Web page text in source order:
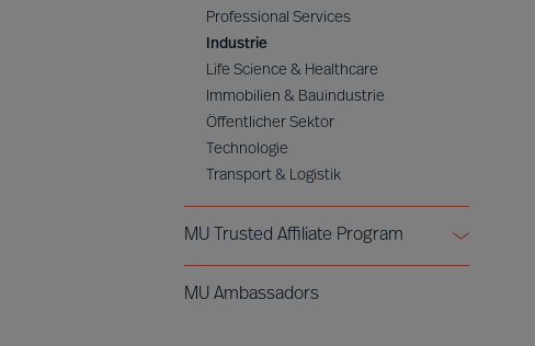
Professional Services
Industrie
Life Science & Healthcare
Immobilien & Bauindustrie
Öffentlicher Sektor
Technologie
Transport & Logistik
MU Trusted Affiliate Program
Cranfield University
MU Ambassadors